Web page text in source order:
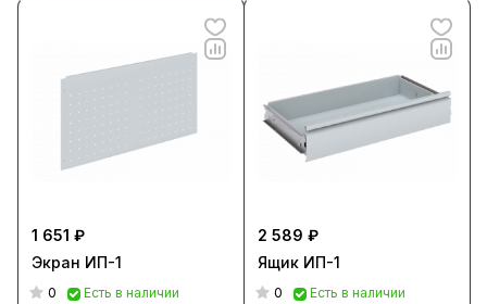
1 651 ₽
Экран ИП-1
0
Есть в наличии
2 589 ₽
Ящик ИП-1
0
Есть в наличии